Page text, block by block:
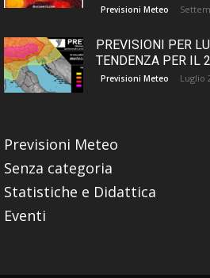
Previsioni Meteo
PREVISIONI PER
TENDENZA PER IL
Previsioni Meteo Luglio
Previsioni Meteo
Senza categoria
Statistiche e Didattica
Eventi